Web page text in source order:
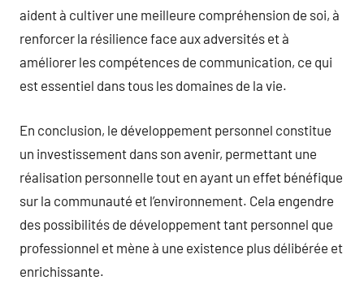
aident à cultiver une meilleure compréhension de soi, à
renforcer la résilience face aux adversités et à
améliorer les compétences de communication, ce qui
est essentiel dans tous les domaines de la vie.
En conclusion, le développement personnel constitue
un investissement dans son avenir, permettant une
réalisation personnelle tout en ayant un effet bénéfique
sur la communauté et l’environnement. Cela engendre
des possibilités de développement tant personnel que
professionnel et mène à une existence plus délibérée et
enrichissante.